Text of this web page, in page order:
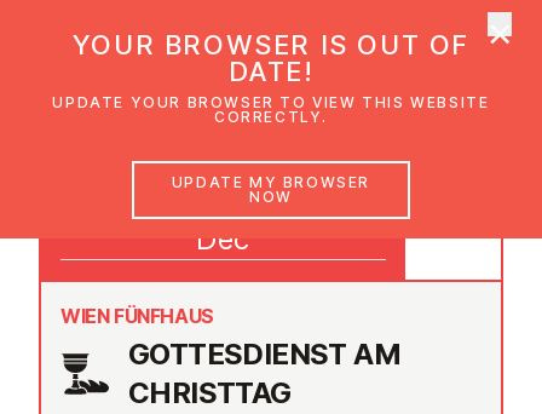
GOTTES­DI­ENST AM
CHRISTTAG
WIEN FÜNFHAUS
25
Dec
YOUR BROWSER IS OUT OF
DATE!
UPDATE YOUR BROWSER TO VIEW THIS WEBSITE
CORRECTLY.
UPDATE MY BROWSER
NOW
×